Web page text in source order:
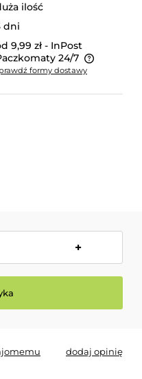
ilość
dni
9,99 zł - InPost
24/7
kosztów płatności
formy dostawy
+
dodaj opinię